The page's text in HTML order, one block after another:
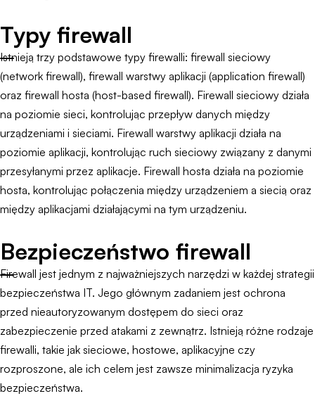
Typy firewall
Istnieją trzy podstawowe typy firewalli: firewall sieciowy
(network firewall), firewall warstwy aplikacji (application firewall)
oraz firewall hosta (host-based firewall). Firewall sieciowy działa
na poziomie sieci, kontrolując przepływ danych między
urządzeniami i sieciami. Firewall warstwy aplikacji działa na
poziomie aplikacji, kontrolując ruch sieciowy związany z danymi
przesyłanymi przez aplikacje. Firewall hosta działa na poziomie
hosta, kontrolując połączenia między urządzeniem a siecią oraz
między aplikacjami działającymi na tym urządzeniu.
Bezpieczeństwo firewall
Firewall jest jednym z najważniejszych narzędzi w każdej strategii
bezpieczeństwa IT. Jego głównym zadaniem jest ochrona
przed nieautoryzowanym dostępem do sieci oraz
zabezpieczenie przed atakami z zewnątrz. Istnieją różne rodzaje
firewalli, takie jak sieciowe, hostowe, aplikacyjne czy
rozproszone, ale ich celem jest zawsze minimalizacja ryzyka
bezpieczeństwa.